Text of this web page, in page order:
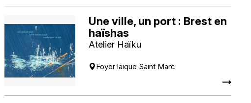
Une ville, un port : Brest en
haïshas
Atelier Haïku
Foyer laique Saint Marc